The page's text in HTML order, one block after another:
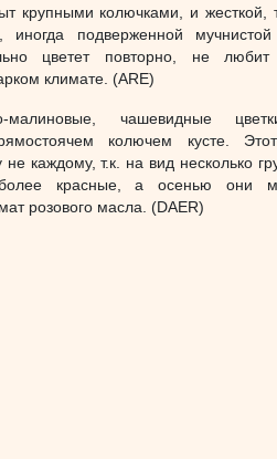
крупными колючками, и жесткой,
иногда подверженной
цветет повторно, не
климате. (ARE)
малиновые, чашевидные
колючем кусте.
не каждому, т.к. на вид несколько
красные, а осенью они
розового масла. (DAER)